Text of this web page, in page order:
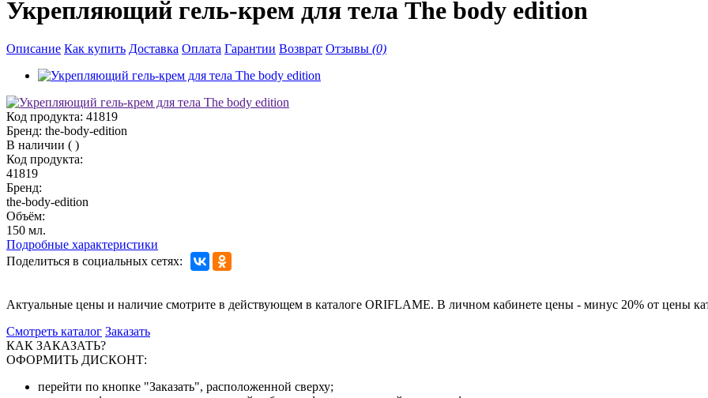
Укрепляющий гель-крем для тела The body edition
Описание Как купить Доставка Оплата Гарантии Возврат Отзывы (0)
Код продукта: 41819
Бренд: the-body-edition
В наличии ( )
Код продукта:
41819
Бренд:
the-body-edition
Объём:
150 мл.
Подробные характеристики
Поделиться в социальных сетях:
Актуальные цены и наличие смотрите в действующем в каталоге ORIFLAME. В личном кабинете цены - минус 20% от цены
Смотреть каталог Заказать
КАК ЗАКАЗАТЬ?
ОФОРМИТЬ ДИСКОНТ:
перейти по кнопке "Заказать", расположенной сверху;